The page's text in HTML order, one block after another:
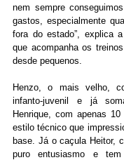
nem sempre
gastos, especialmente
fora do estado”, explica
que acompanha os
desde pequenos.
Henzo, o mais velho,
infanto-juvenil e já
Henrique, com apenas
estilo técnico que
base. Já o caçula Heitor,
puro entusiasmo e